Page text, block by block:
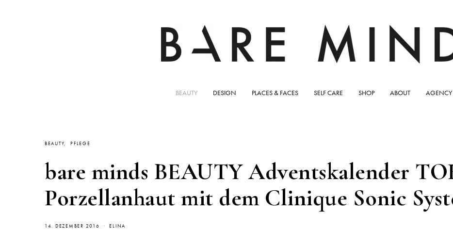
BEAUTY DESIGN PLACES & FACES SELF CARE SHOP ABOUT AGENCY
BEAUTY PFLEGE
bare minds BEAUTY Adventskalender
Porzellanhaut mit dem Clinique Sonic
14. DEZEMBER 2016 ELINA